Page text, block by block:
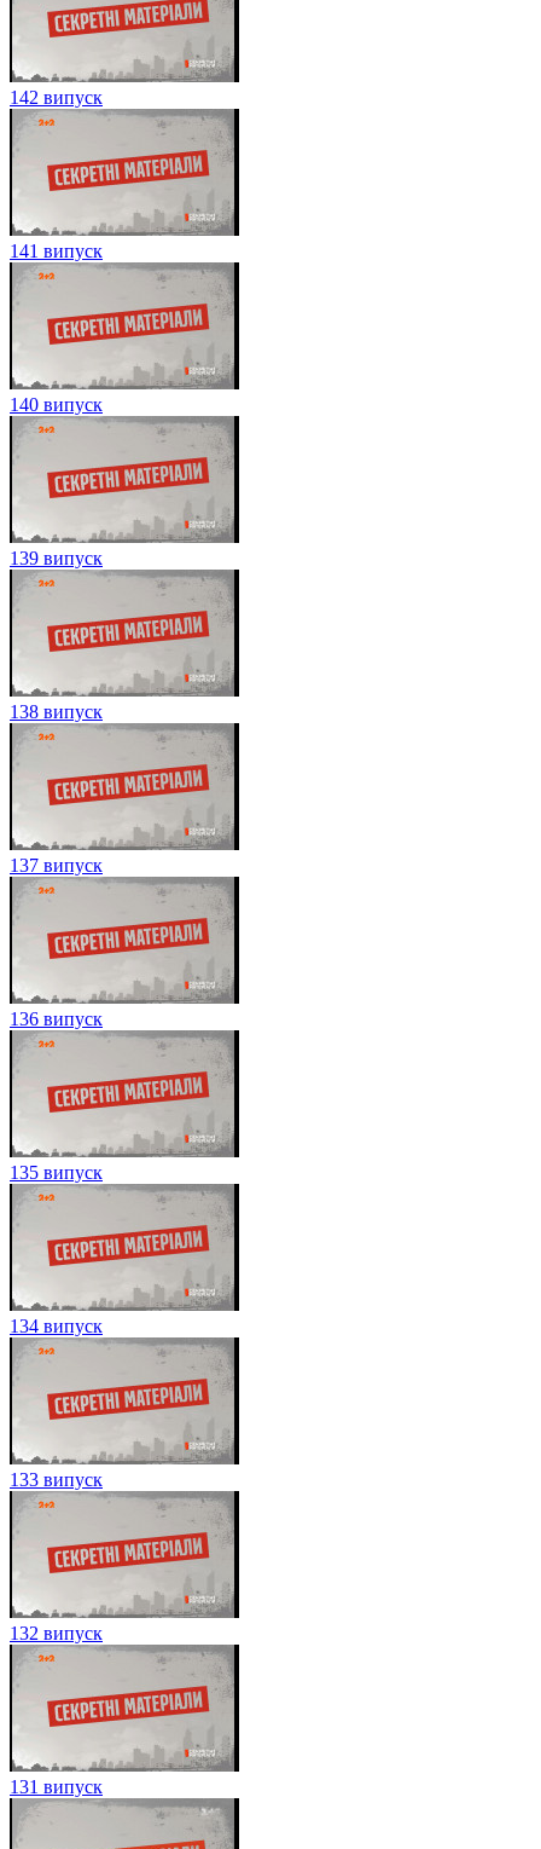
142 випуск
141 випуск
140 випуск
139 випуск
138 випуск
137 випуск
136 випуск
135 випуск
134 випуск
133 випуск
132 випуск
131 випуск